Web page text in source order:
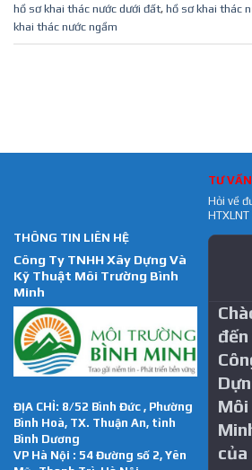
hồ sơ khai thác nước dưới đất, hồ sơ khai thác
khai thác nước ngầm
THÔNG TIN LIÊN HỆ
Công Ty TNHH Xây Dựng Và
Kỹ Thuật Môi Trường Bình
Minh
ĐỊA CHỈ: 8/52 Bình Đức , Phường
Bình Hoà, TX. Thuận An, tỉnh
Bình Dương
VP Hà Nội : 54 Đường số 2, Yên
TƯ
Hỏi về